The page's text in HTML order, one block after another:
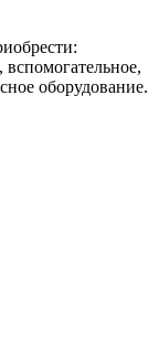
оборудование.